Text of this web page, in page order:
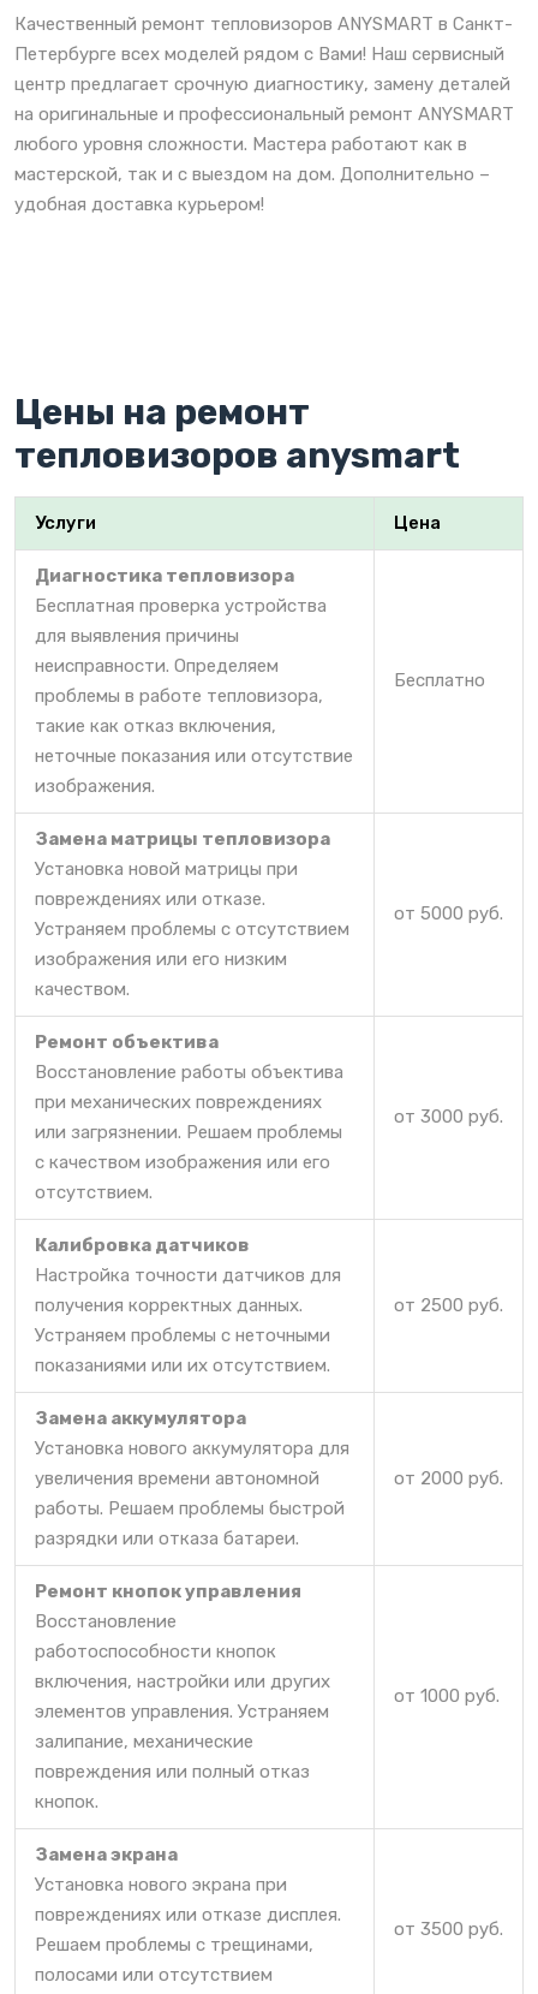
Качественный ремонт тепловизоров ANYSMART в Санкт-
Петербурге всех моделей рядом с Вами! Наш сервисный
центр предлагает срочную диагностику, замену деталей
на оригинальные и профессиональный ремонт ANYSMART
любого уровня сложности. Мастера работают как в
мастерской, так и с выездом на дом. Дополнительно –
удобная доставка курьером!
Цены на ремонт
тепловизоров anysmart
Услуги Цена
Диагностика тепловизора
Бесплатная проверка устройства
для выявления причины
неисправности. Определяем
проблемы в работе тепловизора,
такие как отказ включения,
неточные показания или отсутствие
изображения.
Бесплатно
Замена матрицы тепловизора
Установка новой матрицы при
повреждениях или отказе.
Устраняем проблемы с отсутствием
изображения или его низким
качеством.
от 5000 руб.
Ремонт объектива
Восстановление работы объектива
при механических повреждениях
или загрязнении. Решаем проблемы
с качеством изображения или его
отсутствием.
от 3000 руб.
Калибровка датчиков
Настройка точности датчиков для
получения корректных данных.
Устраняем проблемы с неточными
показаниями или их отсутствием.
от 2500 руб.
Замена аккумулятора
Установка нового аккумулятора для
увеличения времени автономной
работы. Решаем проблемы быстрой
разрядки или отказа батареи.
от 2000 руб.
Ремонт кнопок управления
Восстановление
работоспособности кнопок
включения, настройки или других
элементов управления. Устраняем
залипание, механические
повреждения или полный отказ
кнопок.
от 1000 руб.
Замена экрана
Установка нового экрана при
повреждениях или отказе дисплея.
Решаем проблемы с трещинами,
полосами или отсутствием
от 3500 руб.